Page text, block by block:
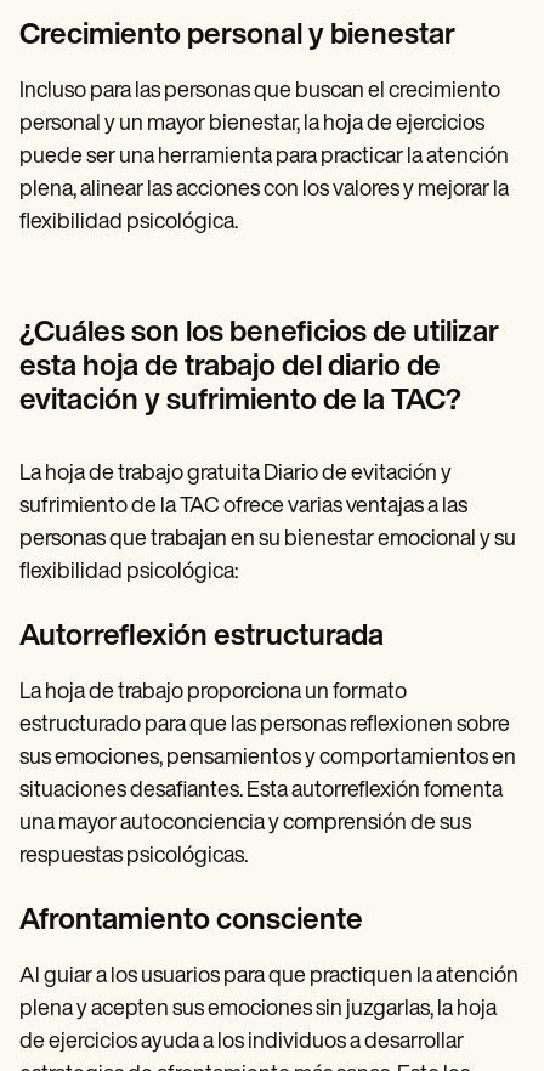
Crecimiento personal y bienestar
Incluso para las personas que buscan el crecimiento
personal y un mayor bienestar, la hoja de ejercicios
puede ser una herramienta para practicar la atención
plena, alinear las acciones con los valores y mejorar la
flexibilidad psicológica.
¿Cuáles son los beneficios de utilizar
esta hoja de trabajo del diario de
evitación y sufrimiento de la TAC?
La hoja de trabajo gratuita Diario de evitación y
sufrimiento de la TAC ofrece varias ventajas a las
personas que trabajan en su bienestar emocional y su
flexibilidad psicológica:
Autorreflexión estructurada
La hoja de trabajo proporciona un formato
estructurado para que las personas reflexionen sobre
sus emociones, pensamientos y comportamientos en
situaciones desafiantes. Esta autorreflexión fomenta
una mayor autoconciencia y comprensión de sus
respuestas psicológicas.
Afrontamiento consciente
Al guiar a los usuarios para que practiquen la atención
plena y acepten sus emociones sin juzgarlas, la hoja
de ejercicios ayuda a los individuos a desarrollar